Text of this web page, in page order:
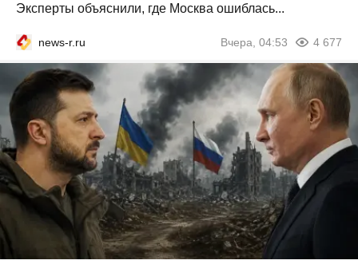
Эксперты объяснили, где Москва ошиблась...
news-r.ru Вчера, 04:53 4 677